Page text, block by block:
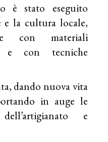
è stato eseguito
e la cultura locale,
con materiali
con tecniche
dando nuova vita
in auge le
e